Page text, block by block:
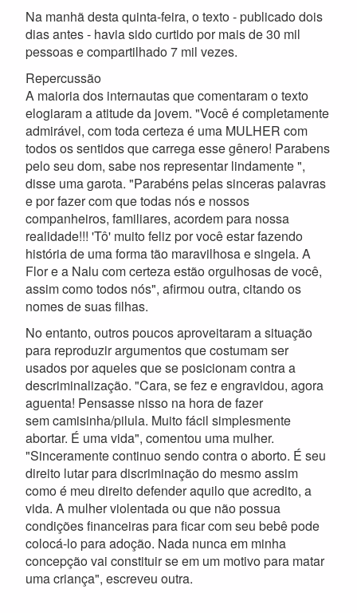
Na manhã desta quinta-feira, o texto - publicado dois
dias antes - havia sido curtido por mais de 30 mil
pessoas e compartilhado 7 mil vezes.
Repercussão
A maioria dos internautas que comentaram o texto
elogiaram a atitude da jovem. "Você é completamente
admirável, com toda certeza é uma MULHER com
todos os sentidos que carrega esse gênero! Parabens
pelo seu dom, sabe nos representar lindamente ",
disse uma garota. "Parabéns pelas sinceras palavras
e por fazer com que todas nós e nossos
companheiros, familiares, acordem para nossa
realidade!!! 'Tô' muito feliz por você estar fazendo
história de uma forma tão maravilhosa e singela. A
Flor e a Nalu com certeza estão orgulhosas de você,
assim como todos nós", afirmou outra, citando os
nomes de suas filhas.
No entanto, outros poucos aproveitaram a situação
para reproduzir argumentos que costumam ser
usados por aqueles que se posicionam contra a
descriminalização. "Cara, se fez e engravidou, agora
aguenta! Pensasse nisso na hora de fazer
sem camisinha/pilula. Muito fácil simplesmente
abortar. É uma vida", comentou uma mulher.
"Sinceramente continuo sendo contra o aborto. É seu
direito lutar para discriminação do mesmo assim
como é meu direito defender aquilo que acredito, a
vida. A mulher violentada ou que não possua
condições financeiras para ficar com seu bebê pode
colocá-lo para adoção. Nada nunca em minha
concepção vai constituir se em um motivo para matar
uma criança", escreveu outra.